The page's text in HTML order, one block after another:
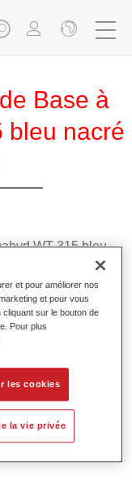
Base à
bleu nacré
WT 315 bleu
Permahyd
spéciaux d'origine
et pour améliorer nos
et pour vous
sur le bouton de
Pour plus
les cookies
la vie privée